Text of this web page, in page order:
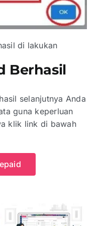
di lakukan
Berhasil
selanjutnya Anda
guna keperluan
klik link di bawah